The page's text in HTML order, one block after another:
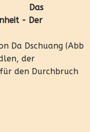
Das
- Der
Da Dschuang (Abb
der
den Durchbruch